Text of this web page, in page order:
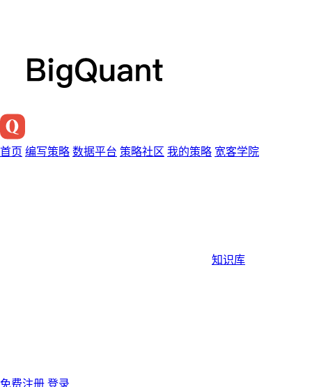
首页 编写策略 数据平台 策略社区 我的策略 宽客学院
知识库
免费注册 登录